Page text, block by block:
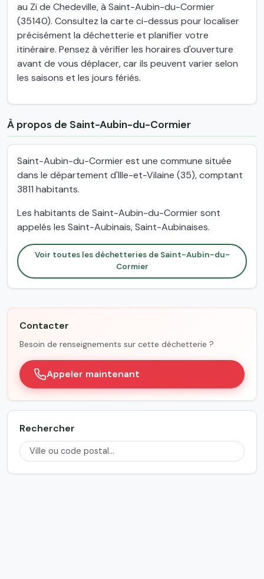
au Zi de Chedeville, à Saint-Aubin-du-Cormier
(35140). Consultez la carte ci-dessus pour localiser
précisément la déchetterie et planifier votre
itinéraire. Pensez à vérifier les horaires d'ouverture
avant de vous déplacer, car ils peuvent varier selon
les saisons et les jours fériés.
À propos de Saint-Aubin-du-Cormier
Saint-Aubin-du-Cormier est une commune située
dans le département d'Ille-et-Vilaine (35), comptant
3811 habitants.
Les habitants de Saint-Aubin-du-Cormier sont
appelés les Saint-Aubinais, Saint-Aubinaises.
Voir toutes les déchetteries de Saint-Aubin-du-
Cormier
Contacter
Besoin de renseignements sur cette déchetterie ?
Appeler maintenant
Rechercher